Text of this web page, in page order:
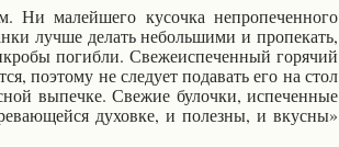
малейшего кусочка непропеченного
лучше делать небольшими и пропекать,
погибли. Свежеиспеченный горячий
поэтому не следует подавать его на стол
выпечке. Свежие булочки, испеченные
щейся духовке, и полезны, и вкусны»